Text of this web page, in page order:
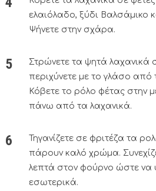
ελαιόλαδο, ξύδι Βαλσάμικο
Ψήνετε στην σχάρα.
Στρώνετε τα ψητά λαχανικά
περιχύνετε με το γλάσο από
Κόβετε το ρόλο φέτας στην
πάνω από τα λαχανικά.
Τηγανίζετε σε φριτέζα τα
πάρουν καλό χρώμα.
λεπτά στον φούρνο ώστε να
εσωτερικά.